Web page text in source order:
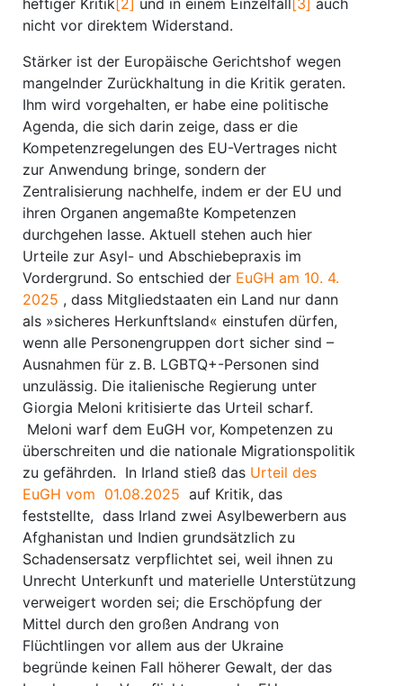
heftiger Kritik [2] und in einem Einzelfall [3] auch
nicht vor direktem Widerstand.
Stärker ist der Europäische Gerichtshof wegen
mangelnder Zurückhaltung in die Kritik geraten.
Ihm wird vorgehalten, er habe eine politische
Agenda, die sich darin zeige, dass er die
Kompetenzregelungen des EU-Vertrages nicht
zur Anwendung bringe, sondern der
Zentralisierung nachhelfe, indem er der EU und
ihren Organen angemaßte Kompetenzen
durchgehen lasse. Aktuell stehen auch hier
Urteile zur Asyl- und Abschiebepraxis im
Vordergrund. So entschied der EuGH am 10. 4.
2025 , dass Mitgliedstaaten ein Land nur dann
als »sicheres Herkunftsland« einstufen dürfen,
wenn alle Personengruppen dort sicher sind –
Ausnahmen für z. B. LGBTQ+-Personen sind
unzulässig. Die italienische Regierung unter
Giorgia Meloni kritisierte das Urteil scharf.
Meloni warf dem EuGH vor, Kompetenzen zu
überschreiten und die nationale Migrationspolitik
zu gefährden. In Irland stieß das Urteil des
EuGH vom 01.08.2025 auf Kritik, das
feststellte, dass Irland zwei Asylbewerbern aus
Afghanistan und Indien grundsätzlich zu
Schadensersatz verpflichtet sei, weil ihnen zu
Unrecht Unterkunft und materielle Unterstützung
verweigert worden sei; die Erschöpfung der
Mittel durch den großen Andrang von
Flüchtlingen vor allem aus der Ukraine
begründe keinen Fall höherer Gewalt, der das